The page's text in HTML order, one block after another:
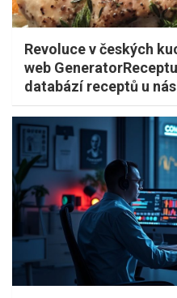
Revoluce v českých
web
databází receptů u nás